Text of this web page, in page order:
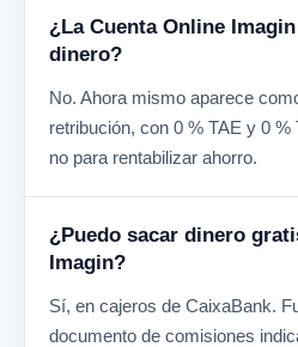
¿La Cuenta Online
dinero?
No. Ahora mismo aparece
retribución, con 0 % TAE y 0 %
no para rentabilizar ahorro.
¿Puedo sacar dinero
Imagin?
Sí, en cajeros de CaixaBank.
documento de comisiones